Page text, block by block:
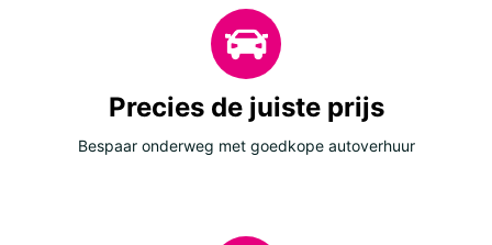
Precies de juiste prijs
Bespaar onderweg met goedkope autoverhuur